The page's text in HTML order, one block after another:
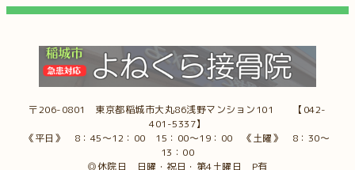
〒206-0801 東京都稲城市大丸86浅野マンション101 【042-
401-5337】
《平日》 8：45～12：00 15：00～19：00 《土曜》 8：30～
13：00
◎休院日 日曜・祝日・第4土曜日 P有